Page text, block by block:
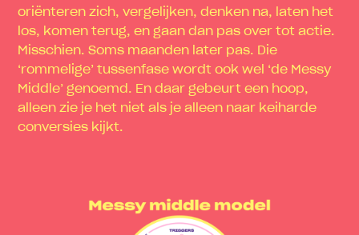
oriënteren zich, vergelijken, denken na, laten het
los, komen terug, en gaan dan pas over tot actie.
Misschien. Soms maanden later pas. Die
‘rommelige’ tussenfase wordt ook wel ‘de Messy
Middle’ genoemd. En daar gebeurt een hoop,
alleen zie je het niet als je alleen naar keiharde
conversies kijkt.